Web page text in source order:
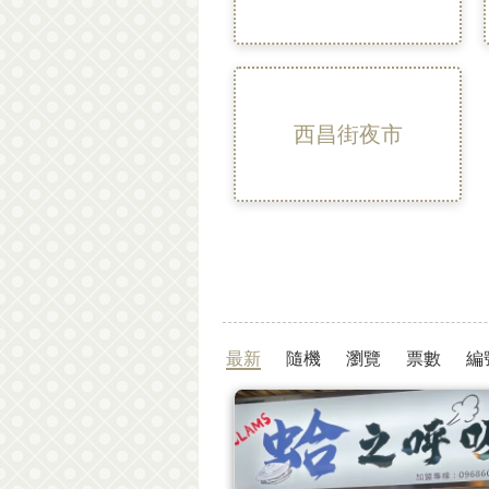
西昌街夜市
最新 隨機 瀏覽 票數 編